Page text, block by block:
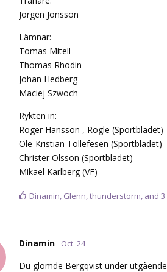
Jörgen Jönsson
Lämnar:
Tomas Mitell
Thomas Rhodin
Johan Hedberg
Maciej Szwoch
Rykten in:
Roger Hansson , Rögle (Sportbladet)
Ole-Kristian Tollefesen (Sportbladet)
Christer Olsson (Sportbladet)
Mikael Karlberg (VF)
Dinamin, Glenn,thunderstorm, and 3
Dinamin Oct '24
Du glömde Bergqvist under utgående